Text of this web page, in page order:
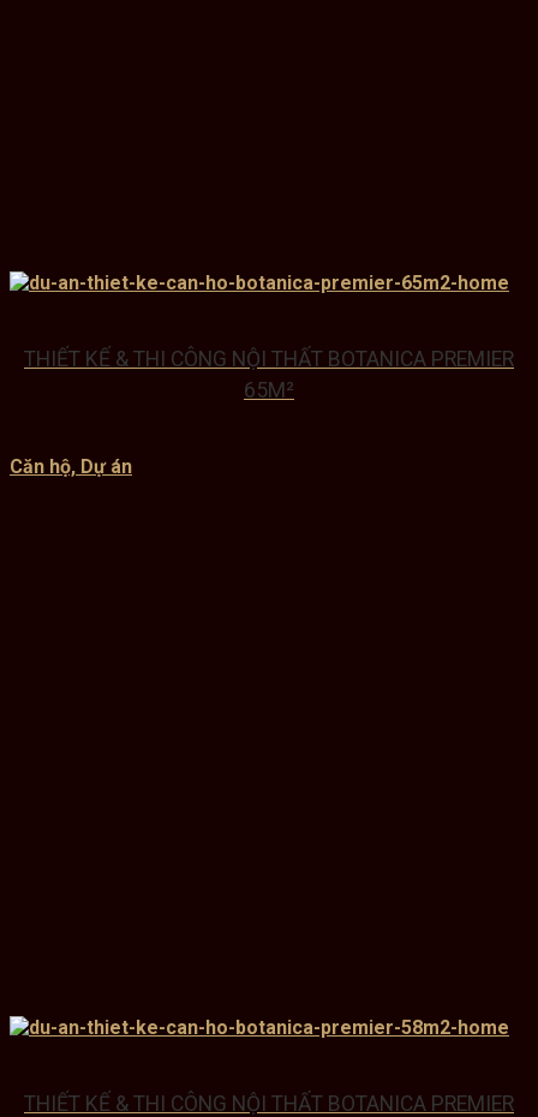
THIẾT KẾ & THI CÔNG NỘI THẤT BOTANICA PREMIER
65M²
Căn hộ, Dự án
THIẾT KẾ & THI CÔNG NỘI THẤT BOTANICA PREMIER